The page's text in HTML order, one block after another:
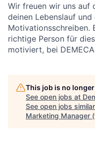
Wir freuen wir uns auf
deinen Lebenslauf und
Motivationsschreiben.
richtige Person für
motiviert, bei
This job is no
See open jobs at
See open jobs
Marketing Manager